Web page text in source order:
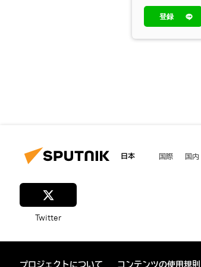
登録
日本 国際 国内
Twitter